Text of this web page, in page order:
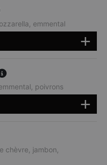
emmental
poivrons
chèvre, jambon,